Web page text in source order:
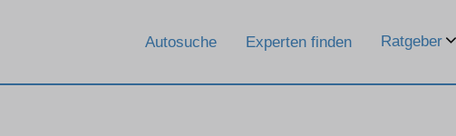
Autosuche Experten finden Ratgeber